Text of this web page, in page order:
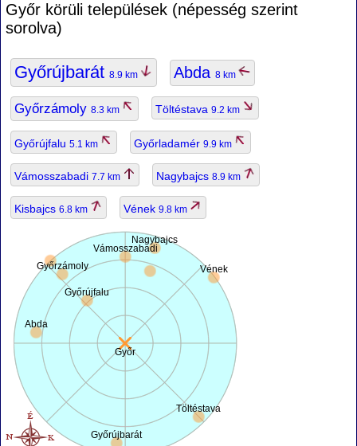
Győr körüli települések (népesség szerint
sorolva)
Győrújbarát 8.9 km Abda 8 km
Győrzámoly 8.3 km Töltéstava 9.2 km
Győrújfalu 5.1 km Győrladamér 9.9 km
Vámosszabadi 7.7 km Nagybajcs 8.9 km
Kisbajcs 6.8 km Vének 9.8 km
Győr
Győrújbarát
Abda
Győrzámoly
Töltéstava
Győrújfalu
Vámosszabadi
Nagybajcs
Vének